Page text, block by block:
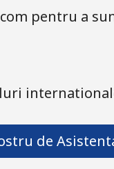
pentru a
de